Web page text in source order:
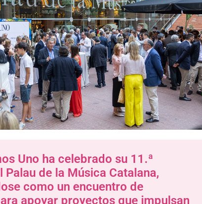
Uno ha celebrado su 11.ª
Palau de la Música Catalana,
como un encuentro de
apoyar proyectos que impulsan